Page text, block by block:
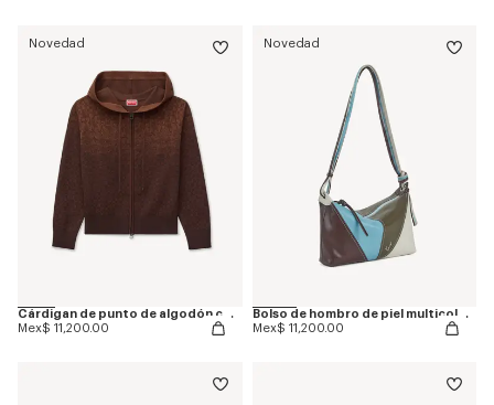
Novedad
Cárdigan de punto de algodón con cremallera 'Kenzogram'
Mex$ 11,200.00
Novedad
Bolso de hombro de piel multicolor 'KENZO Kite'
Mex$ 11,200.00